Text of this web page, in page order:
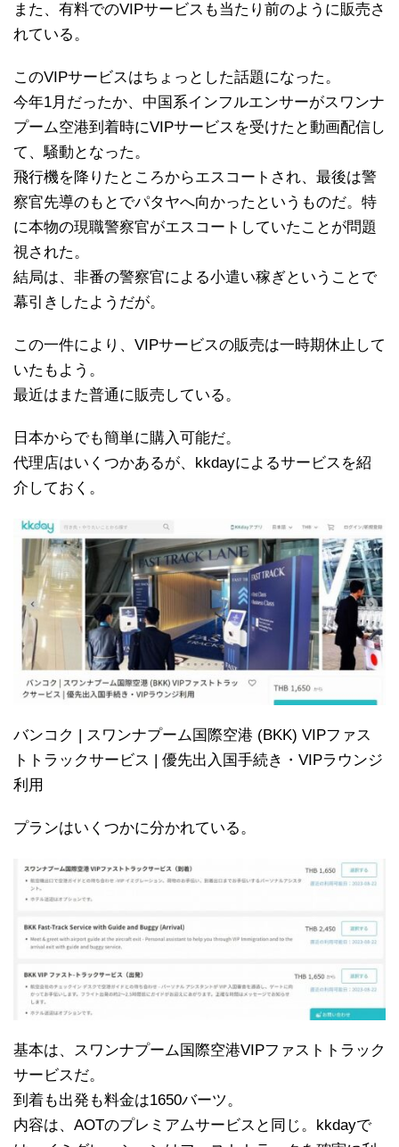
また、有料でのVIPサービスも当たり前のように販売さ
れている。
このVIPサービスはちょっとした話題になった。
今年1月だったか、中国系インフルエンサーがスワンナ
プーム空港到着時にVIPサービスを受けたと動画配信し
て、騒動となった。
飛行機を降りたところからエスコートされ、最後は警
察官先導のもとでパタヤへ向かったというものだ。特
に本物の現職警察官がエスコートしていたことが問題
視された。
結局は、非番の警察官による小遣い稼ぎということで
幕引きしたようだが。
この一件により、VIPサービスの販売は一時期休止して
いたもよう。
最近はまた普通に販売している。
日本からでも簡単に購入可能だ。
代理店はいくつかあるが、kkdayによるサービスを紹
介しておく。
バンコク | スワンナプーム国際空港 (BKK) VIPファス
トトラックサービス | 優先出入国手続き・VIPラウンジ
利用
プランはいくつかに分かれている。
基本は、スワンナプーム国際空港VIPファストトラック
サービスだ。
到着も出発も料金は1650バーツ。
内容は、AOTのプレミアムサービスと同じ。kkdayで